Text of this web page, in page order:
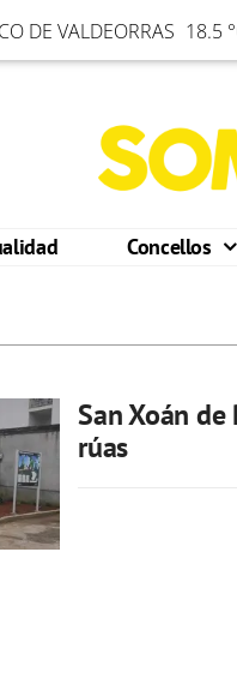
DE VALDEORRAS 18.5
Concellos
San Xoán
rúas